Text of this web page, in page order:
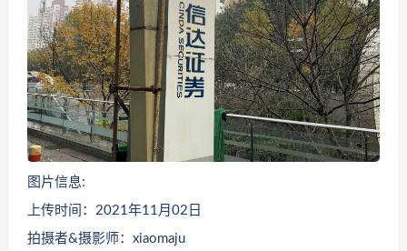
图片信息:
上传时间：2021年11月02日
拍摄者&摄影师：xiaomaju